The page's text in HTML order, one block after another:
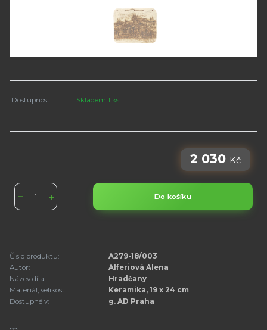
Dostupnost Skladem 1 ks
2 030 Kč
Do košíku
Číslo produktu:
A279-18/003
Autor:
Alferiová Alena
Název díla:
Hradčany
Materiál, velikost:
Keramika, 19 x 24 cm
Dostupné v:
g. AD Praha